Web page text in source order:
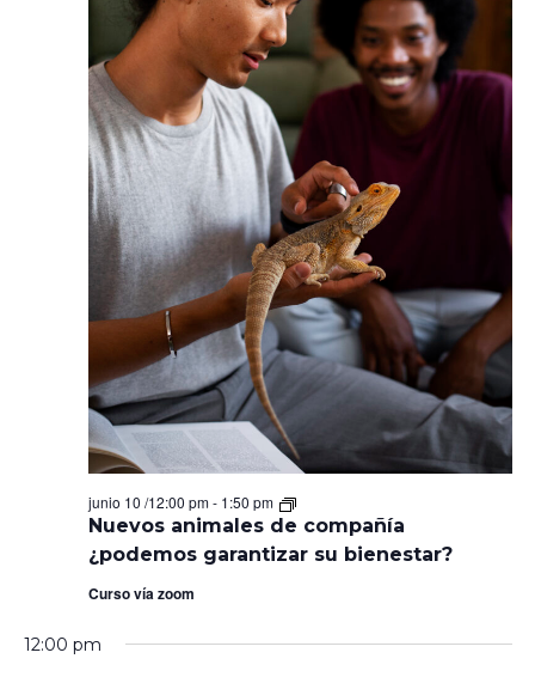
Nuevos animales de compañía
¿podemos garantizar su bienestar?
junio 10 /12:00 pm- 1:50 pm
Nuevos
animales
de
compañía
Curso vía zoom
12:00 pm